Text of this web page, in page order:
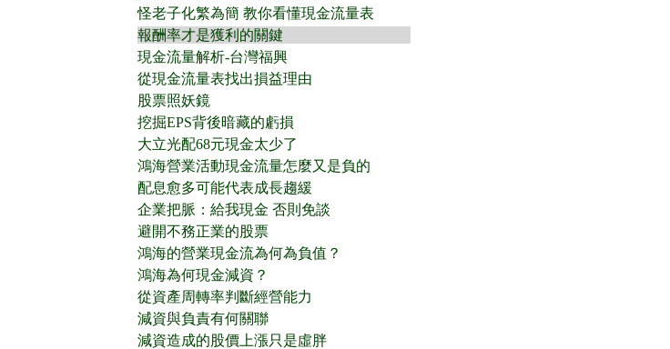
怪老子化繁為簡 教你看懂現金流量表
報酬率才是獲利的關鍵
現金流量解析-台灣福興
從現金流量表找出損益理由
股票照妖鏡
挖掘EPS背後暗藏的虧損
大立光配68元現金太少了
鴻海營業活動現金流量怎麼又是負的
配息愈多可能代表成長趨緩
企業把脈：給我現金 否則免談
避開不務正業的股票
鴻海的營業現金流為何為負值？
鴻海為何現金減資？
從資產周轉率判斷經營能力
減資與負責有何關聯
減資造成的股價上漲只是虛胖